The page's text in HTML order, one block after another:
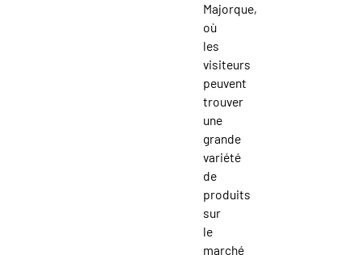
Majorque,
où
les
visiteurs
peuvent
trouver
une
grande
variété
de
produits
sur
le
marché